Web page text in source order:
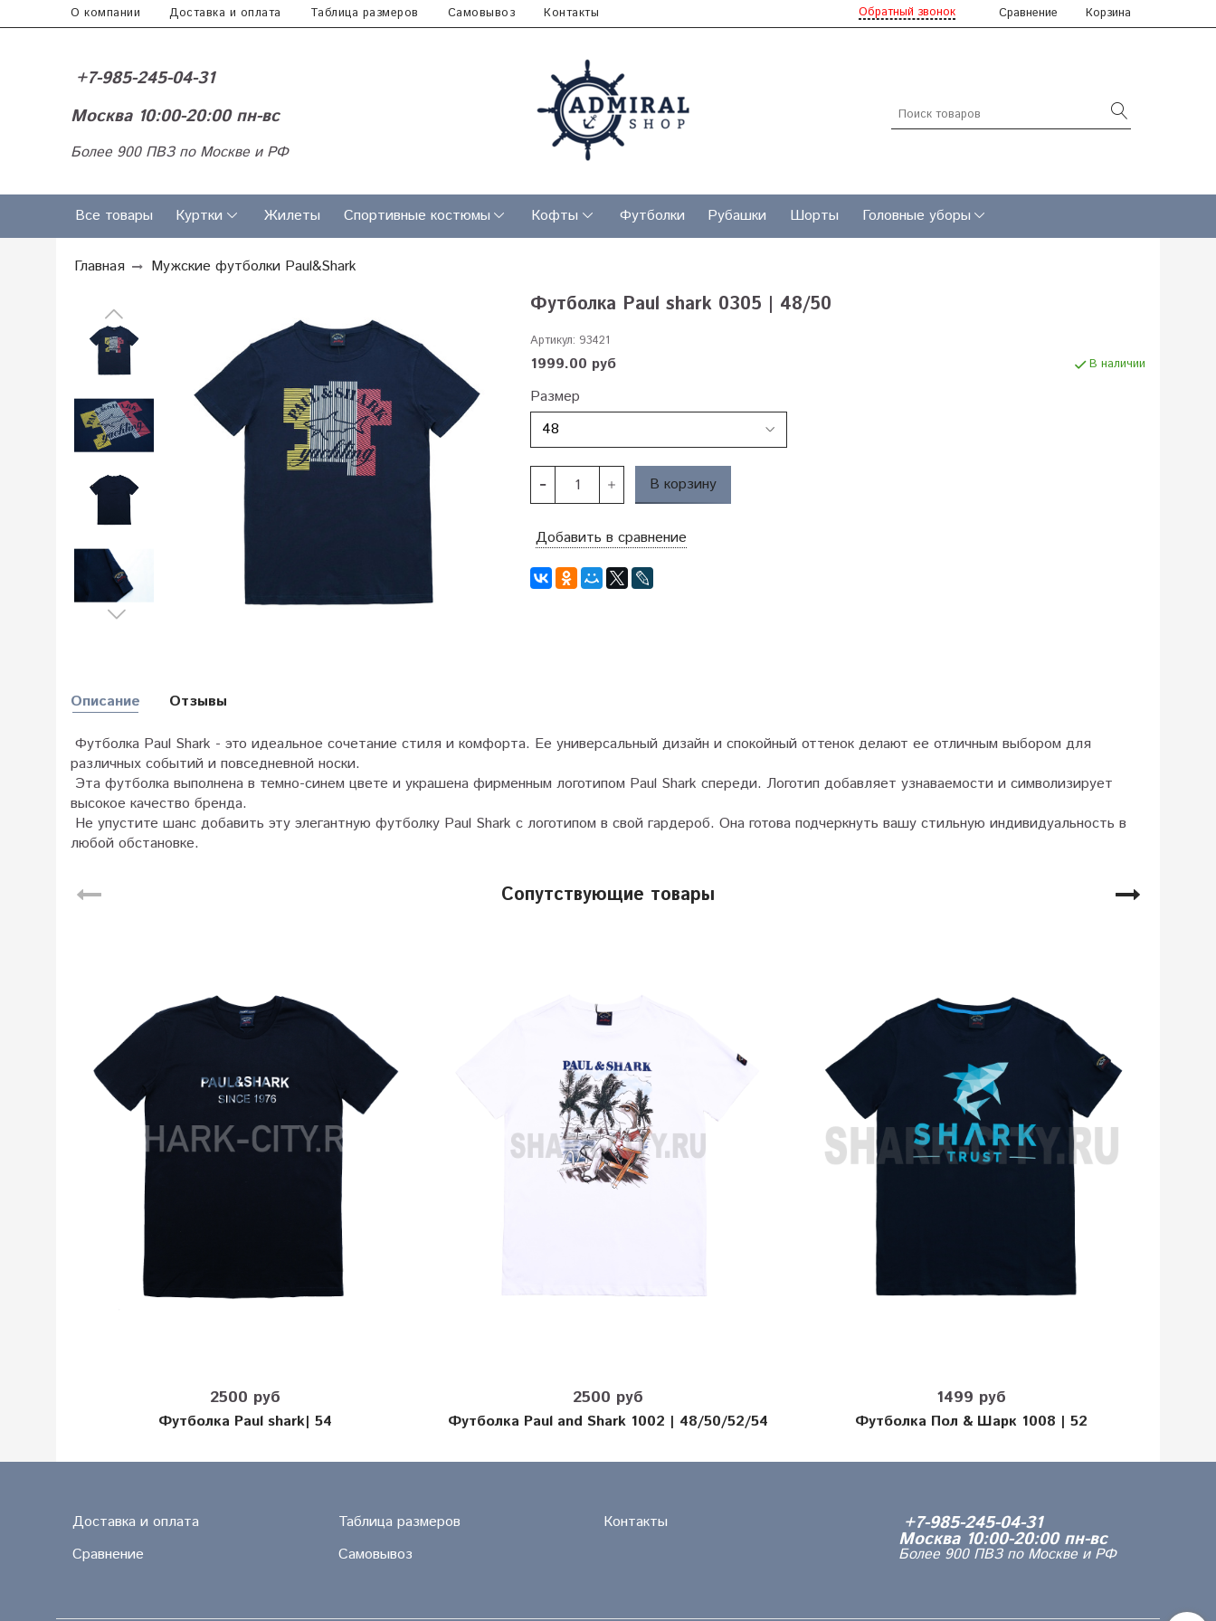
О компании Доставка и оплата Таблица размеров Самовывоз Контакты Обратный звонок Сравнение Корзина
+7-985-245-04-31
Москва 10:00-20:00 пн-вс
Более 900 ПВЗ по Москве и РФ
Все товары Куртки Жилеты Спортивные костюмы Кофты Футболки Рубашки Шорты Головные уборы
Главная Мужские футболки Paul&Shark
Футболка Paul shark 0305 | 48/50
Артикул: 93421
1999.00 руб В наличии
Размер
В корзину
Добавить в сравнение
Описание
Футболка Paul Shark - это идеальное сочетание стиля и комфорта. Ее универсальный дизайн и спокойный оттенок делают ее отличным выбором для
различных событий и повседневной носки.
Эта футболка выполнена в темно-синем цвете и украшена фирменным логотипом Paul Shark спереди. Логотип добавляет узнаваемости и символизирует
высокое качество бренда.
Не упустите шанс добавить эту элегантную футболку Paul Shark с логотипом в свой гардероб. Она готова подчеркнуть вашу стильную индивидуальность в
любой обстановке.
Отзывы
Сопутствующие товары
2500 руб
Футболка Paul shark| 54
2500 руб
Футболка Paul and Shark 1002 | 48/50/52/54
1499 руб
Футболка Пол & Шарк 1008 | 52
Доставка и оплата Таблица размеров
Контакты
Сравнение
Самовывоз
+7-985-245-04-31
Москва 10:00-20:00 пн-вс
Более 900 ПВЗ по Москве и РФ